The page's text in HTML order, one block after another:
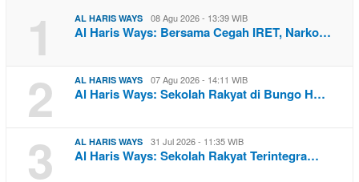
1 AL HARIS WAYS 08 Agu 2026 - 13:39 WIB
Al Haris Ways: Bersama Cegah IRET, Narko…
2 AL HARIS WAYS 07 Agu 2026 - 14:11 WIB
Al Haris Ways: Sekolah Rakyat di Bungo H…
3 AL HARIS WAYS 31 Jul 2026 - 11:35 WIB
Al Haris Ways: Sekolah Rakyat Terintegra…